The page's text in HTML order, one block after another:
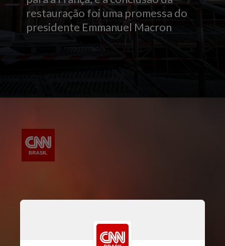
restauração foi uma promessa do
presidente Emmanuel Macron